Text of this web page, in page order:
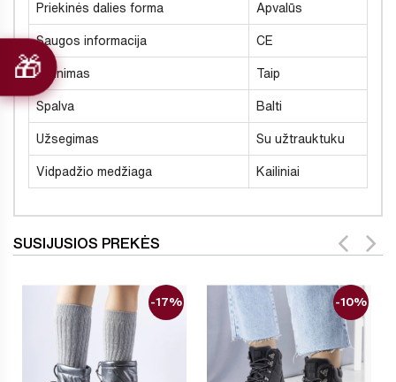
Priekinės dalies forma Apvalūs
Saugos informacija CE
Šiltinimas Taip
Spalva Balti
Užsegimas Su užtrauktuku
Vidpadžio medžiaga Kailiniai
SUSIJUSIOS PREKĖS
-17% -10%